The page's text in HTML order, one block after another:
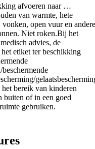
afvoeren naar …
van warmte, hete
open vuur en andere
Niet roken.Bij het
advies, de
etiket ter beschikking
bereik van kinderen
buiten of in een goed
gebruiken.